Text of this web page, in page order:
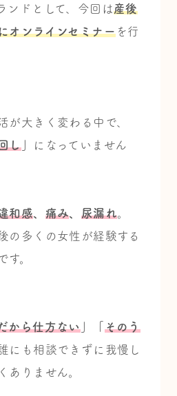
ンドとして、 今回は産後
オンラインセミナーを行
が大きく変わる中で、
し」
になっていません
和感 痛み 尿漏れ。
の多くの女性が経験する
す。
から仕方ない」「 そのう
にも相談できずに我慢し
ありません。